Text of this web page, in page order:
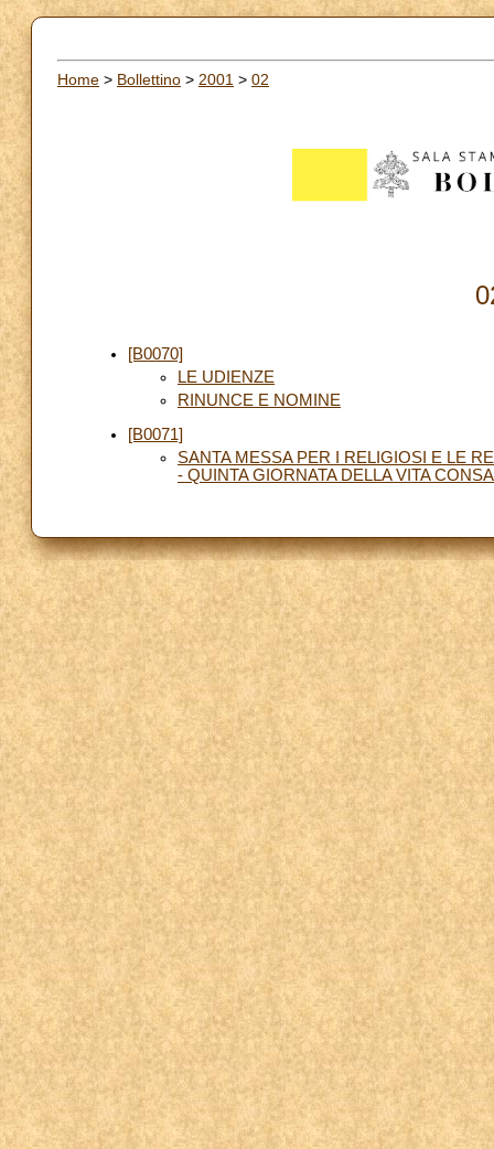
Home > Bollettino > 2001 > 02
[B0070]
LE UDIENZE
RINUNCE E NOMINE
[B0071]
SANTA MESSA PER I RELIGIOSI E LE
- QUINTA GIORNATA DELLA VITA